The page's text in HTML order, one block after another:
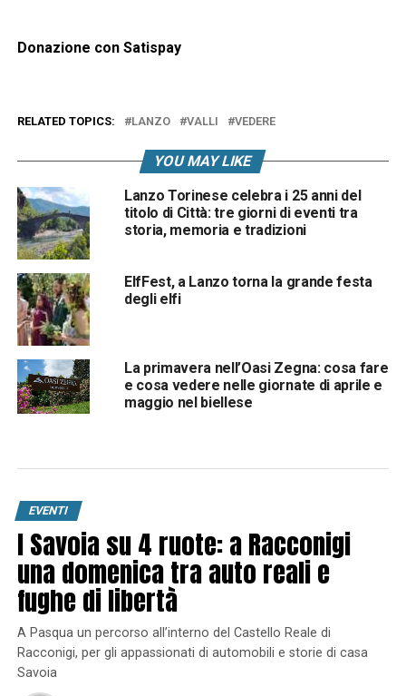
Donazione con Satispay
RELATED TOPICS: LANZO VALLI VEDERE
YOU MAY LIKE
Lanzo Torinese celebra i 25 anni del
titolo di Città: tre giorni di eventi tra
storia, memoria e tradizioni
ElfFest, a Lanzo torna la grande festa
degli elfi
La primavera nell’Oasi Zegna: cosa fare
e cosa vedere nelle giornate di aprile e
maggio nel biellese
EVENTI
I Savoia su 4 ruote: a Racconigi
una domenica tra auto reali e
fughe di libertà
A Pasqua un percorso all’interno del Castello Reale di
Racconigi, per gli appassionati di automobili e storie di casa
Savoia